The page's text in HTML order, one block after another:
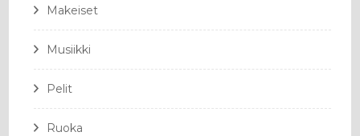
Makeiset
Musiikki
Pelit
Ruoka